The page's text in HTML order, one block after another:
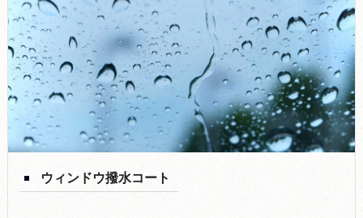
ウィンドウ撥水コート